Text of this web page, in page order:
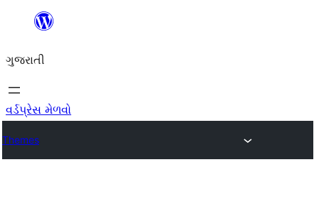
કંટેન્ટ(લખાણ)
જાઓ
ગુજરાતી
વર્ડપ્રેસ મેળવો
Themes